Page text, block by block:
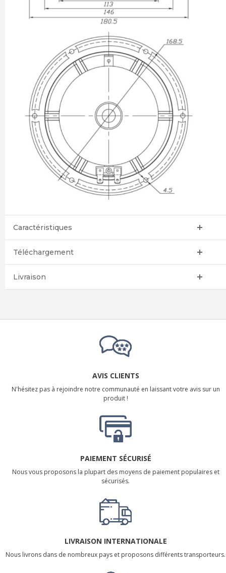
Caractéristiques
Téléchargement
Livraison
AVIS CLIENTS
N'hésitez pas à rejoindre notre communauté en laissant votre avis sur un
produit !
PAIEMENT SÉCURISÉ
Nous vous proposons la plupart des moyens de paiement populaires et
sécurisés.
LIVRAISON INTERNATIONALE
Nous livrons dans de nombreux pays et proposons différents transporteurs.